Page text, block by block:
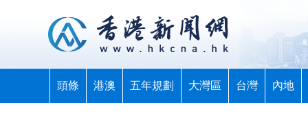
頭條 港澳 五年規劃 大灣區 台灣 內地